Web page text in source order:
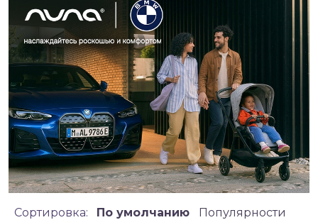
Сортировка: По умолчанию
Популярности